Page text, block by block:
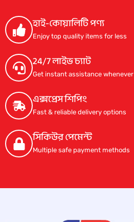
হাই-কোয়ালিটি পণ্য
Enjoy top quality items for less
24/7 লাইভ চ্যাট
Get instant assistance whenever
এক্সপ্রেস শিপিং
Fast & reliable delivery options
সিকিউর পেমেন্ট
Multiple safe payment methods